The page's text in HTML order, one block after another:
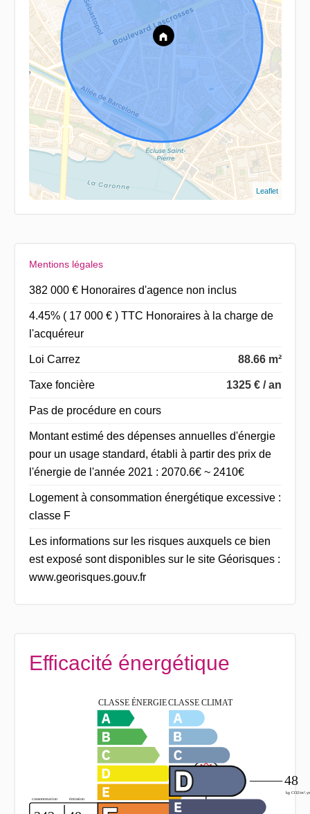
Leaflet
Mentions légales
382 000 € Honoraires d'agence non inclus
4.45% ( 17 000 € ) TTC Honoraires à la charge de
l'acquéreur
Loi Carrez 88.66 m²
Taxe foncière 1325 € / an
Pas de procédure en cours
Montant estimé des dépenses annuelles d'énergie
pour un usage standard, établi à partir des prix de
l'énergie de l'année 2021 : 2070.6€ ~ 2410€
Logement à consommation énergétique excessive :
classe F
Les informations sur les risques auxquels ce bien
est exposé sont disponibles sur le site Géorisques :
www.georisques.gouv.fr
Efficacité énergétique